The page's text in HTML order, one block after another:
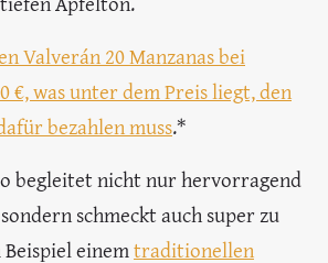
Valverán 20 Manzanas bei
€, was unter dem Preis liegt, den
bezahlen muss.*
begleitet nicht nur hervorragend
schmeckt auch super zu
einemtraditionellen